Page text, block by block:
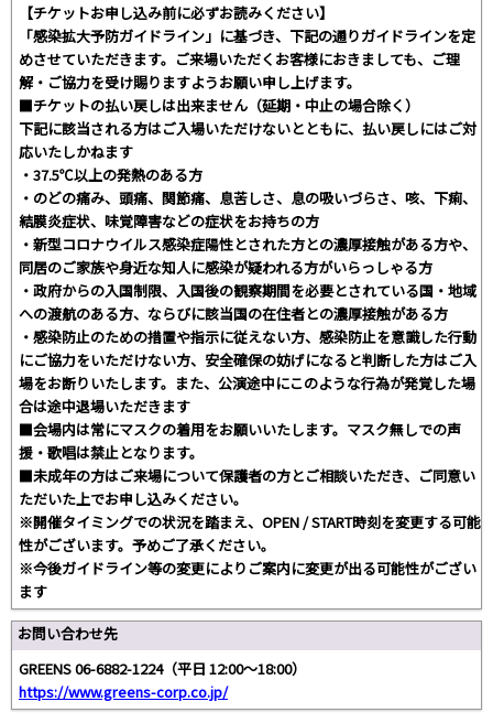
【チケットお申し込み前に必ずお読みください】
「感染拡大予防ガイドライン」に基づき、下記の通りガイドラインを定
めさせていただきます。ご来場いただくお客様におきましても、ご理
解・ご協力を受け賜りますようお願い申し上げます。
■チケットの払い戻しは出来ません（延期・中止の場合除く）
下記に該当される方はご入場いただけないとともに、払い戻しにはご対
応いたしかねます
・37.5℃以上の発熱のある方
・のどの痛み、頭痛、関節痛、息苦しさ、息の吸いづらさ、咳、下痢、
結膜炎症状、味覚障害などの症状をお持ちの方
・新型コロナウイルス感染症陽性とされた方との濃厚接触がある方や、
同居のご家族や身近な知人に感染が疑われる方がいらっしゃる方
・政府からの入国制限、入国後の観察期間を必要とされている国・地域
への渡航のある方、ならびに該当国の在住者との濃厚接触がある方
・感染防止のための措置や指示に従えない方、感染防止を意識した行動
にご協力をいただけない方、安全確保の妨げになると判断した方はご入
場をお断りいたします。また、公演途中にこのような行為が発覚した場
合は途中退場いただきます
■会場内は常にマスクの着用をお願いいたします。マスク無しでの声
援・歌唱は禁止となります。
■未成年の方はご来場について保護者の方とご相談いただき、ご同意い
ただいた上でお申し込みください。
※開催タイミングでの状況を踏まえ、OPEN / START時刻を変更する可能
性がございます。予めご了承ください。
※今後ガイドライン等の変更によりご案内に変更が出る可能性がござい
ます
お問い合わせ先
GREENS 06-6882-1224（平日 12:00～18:00）
https://www.greens-corp.co.jp/